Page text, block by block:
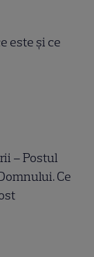
este și ce
– Postul
Ce